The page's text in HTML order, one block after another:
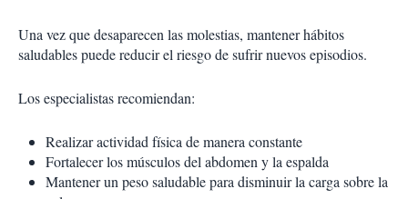
Una vez que desaparecen las molestias, mantener hábitos
saludables puede reducir el riesgo de sufrir nuevos episodios.
Los especialistas recomiendan:
Realizar actividad física de manera constante
Fortalecer los músculos del abdomen y la espalda
Mantener un peso saludable para disminuir la carga sobre la